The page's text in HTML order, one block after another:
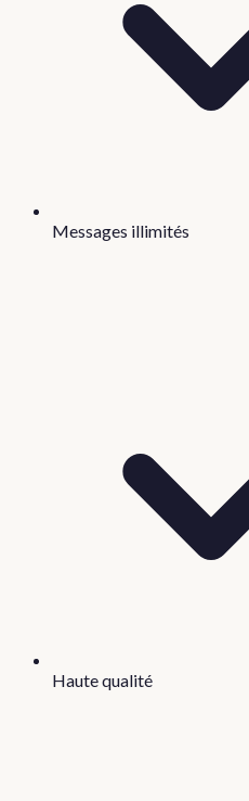
Messages illimités
Haute qualité